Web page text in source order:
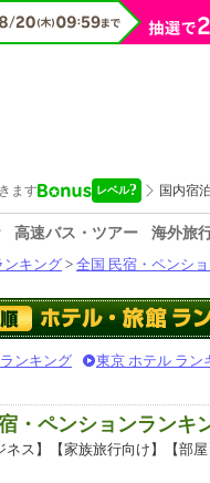
高速バス・ツアー
海外旅
ンキング> 全国 民宿・ペンシ
ンキング 東京 ホテル ラン
・ペンションランキ
ネス】【家族旅行向け】【部